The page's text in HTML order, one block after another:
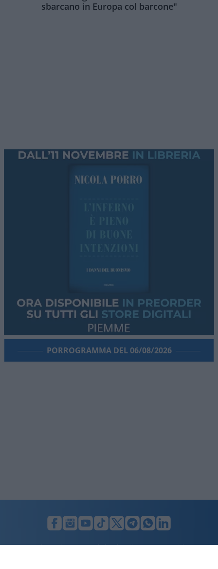
sbarcano in Europa col barcone"
PORROGRAMMA DEL 06/08/2026
LUNIFIN S.r.l. a socio unico. Sede legale Milano, Largo F. Richini, 2/A,